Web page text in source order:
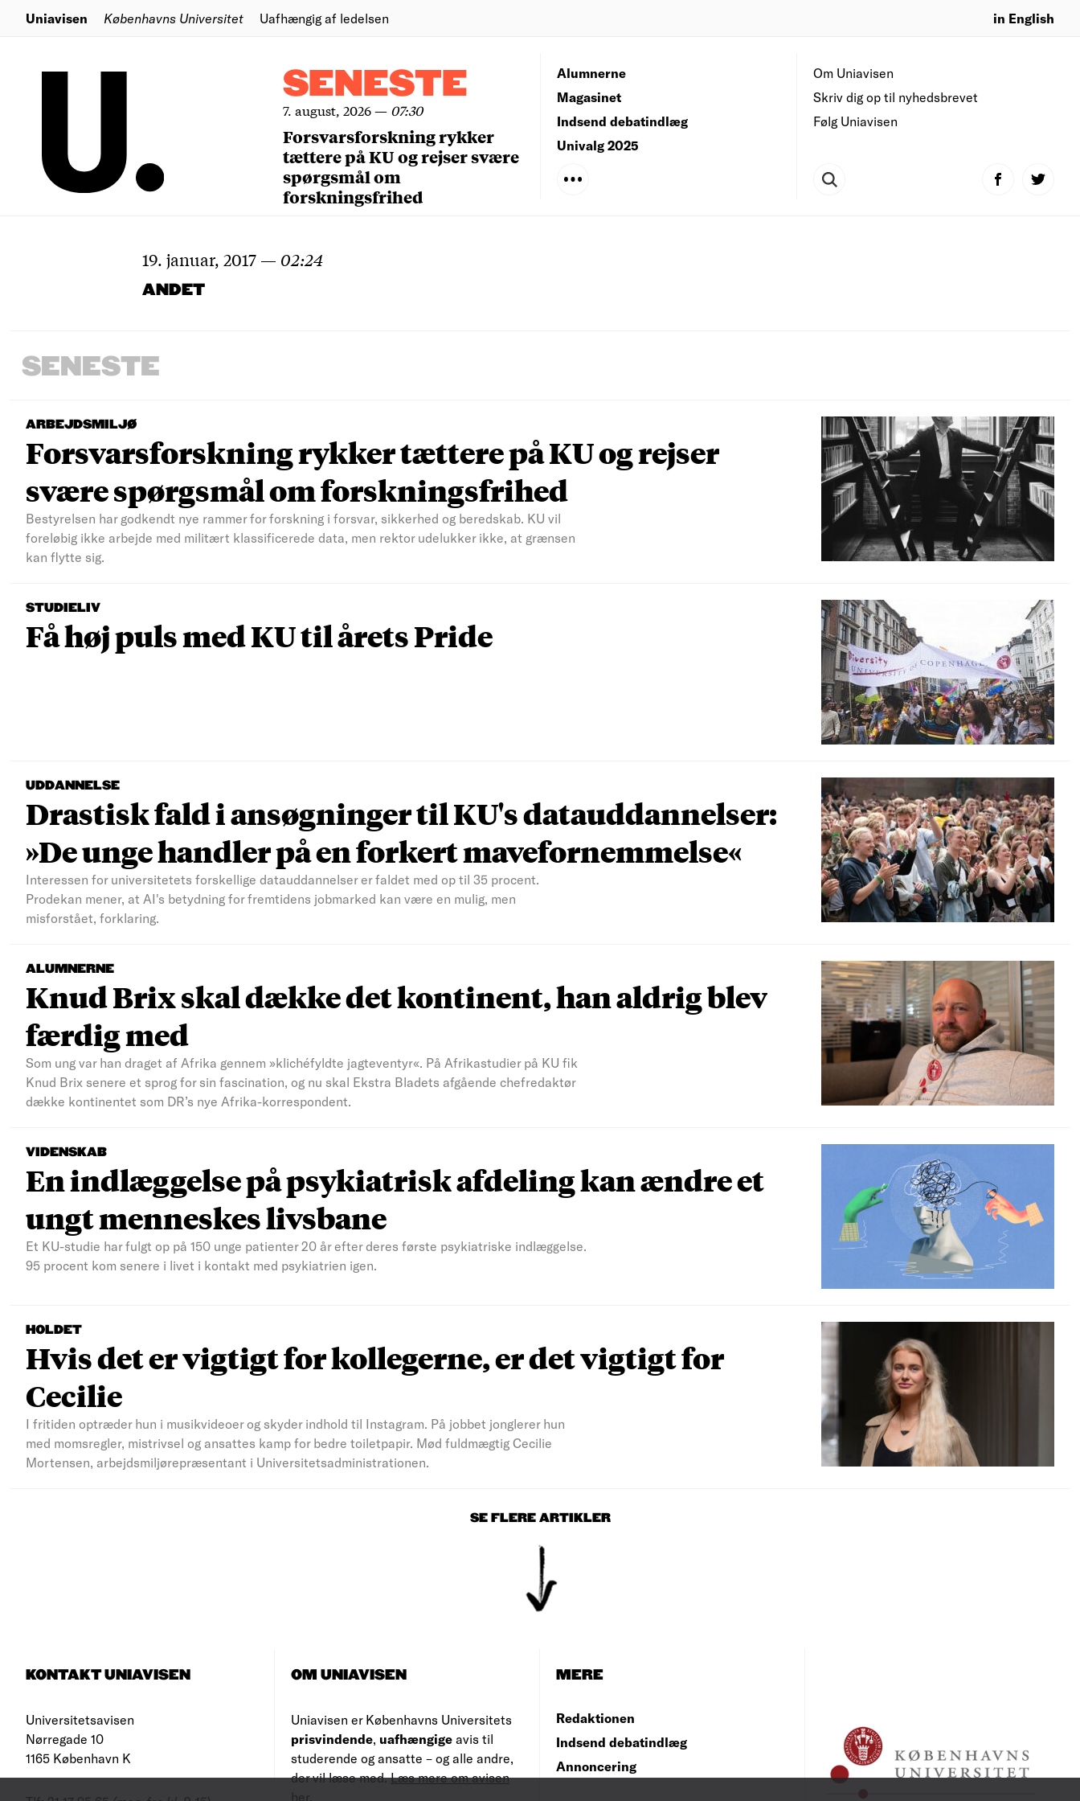
Uniavisen Københavns Universitet Uafhængig af ledelsen in English
SENESTE
7. august, 2026— 07:30
Forsvarsforskning rykker
tættere på KU og rejser svære
spørgsmål om
forskningsfrihed
Om Uniavisen
Skriv dig op til nyhedsbrevet
Følg Uniavisen
Alumnerne
Magasinet
Indsend debatindlæg
Univalg 2025
19. januar, 2017 — 02:24
ANDET
SENESTE
ARBEJDSMILJØ
Forsvarsforskning rykker tættere på KU og rejser
svære spørgsmål om forskningsfrihed
Bestyrelsen har godkendt nye rammer for forskning i forsvar, sikkerhed og beredskab. KU vil
foreløbig ikke arbejde med militært klassificerede data, men rektor udelukker ikke, at grænsen
kan flytte sig.
STUDIELIV
Få høj puls med KU til årets Pride
UDDANNELSE
Drastisk fald i ansøgninger til KU's datauddannelser:
»De unge handler på en forkert mavefornemmelse«
Interessen for universitetets forskellige datauddannelser er faldet med op til 35 procent.
Prodekan mener, at AI's betydning for fremtidens jobmarked kan være en mulig, men
misforstået, forklaring.
ALUMNERNE
Knud Brix skal dække det kontinent, han aldrig blev
færdig med
Som ung var han draget af Afrika gennem »klichéfyldte jagteventyr«. På Afrikastudier på KU fik
Knud Brix senere et sprog for sin fascination, og nu skal Ekstra Bladets afgående chefredaktør
dække kontinentet som DR’s nye Afrika-korrespondent.
VIDENSKAB
En indlæggelse på psykiatrisk afdeling kan ændre et
ungt menneskes livsbane
Et KU-studie har fulgt op på 150 unge patienter 20 år efter deres første psykiatriske indlæggelse.
95 procent kom senere i livet i kontakt med psykiatrien igen.
HOLDET
Hvis det er vigtigt for kollegerne, er det vigtigt for
Cecilie
I fritiden optræder hun i musikvideoer og skyder indhold til Instagram. På jobbet jonglerer hun
med momsregler, mistrivsel og ansattes kamp for bedre toiletpapir. Mød fuldmægtig Cecilie
Mortensen, arbejdsmiljørepræsentant i Universitetsadministrationen.
SE FLERE ARTIKLER
KONTAKT UNIAVISEN
Universitetsavisen
Nørregade 10
1165 København K
OM UNIAVISEN
Uniavisen er Københavns Universitets
prisvindende, uafhængige avis til
studerende og ansatte – og alle andre,
der vil læse med.Læs mere om avisen
her
MERE
Redaktionen
Indsend debatindlæg
Annoncering